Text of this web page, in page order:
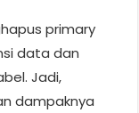
primary
data dan
Jadi,
dampaknya